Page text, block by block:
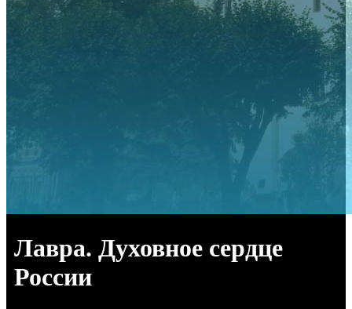
Лавра. Духовное сердце
России